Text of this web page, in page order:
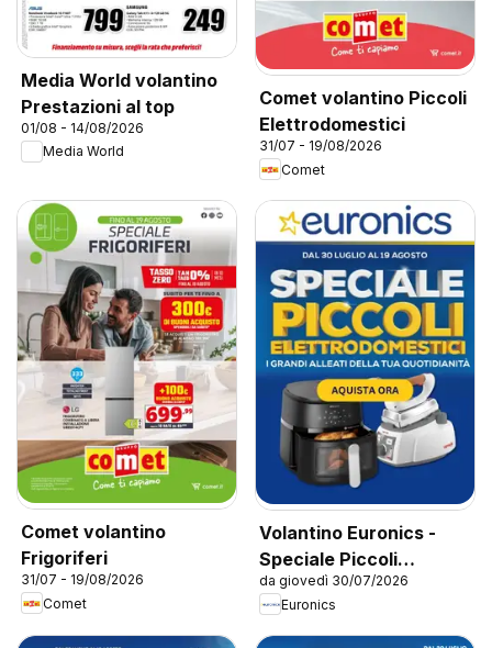
Media World volantino
Prestazioni al top
01/08 - 14/08/2026
Media World
Comet volantino Piccoli
Elettrodomestici
31/07 - 19/08/2026
Comet
Comet volantino
Frigoriferi
31/07 - 19/08/2026
Comet
Volantino Euronics -
Speciale Piccoli
Elettrodomestici
da giovedì 30/07/2026
Euronics